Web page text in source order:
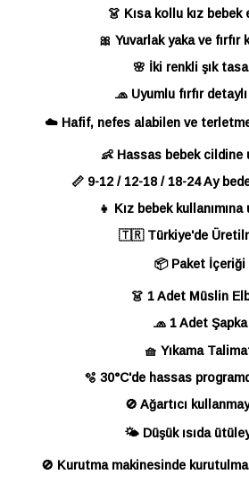
👗 Kısa kollu kız bebek
🎀 Yuvarlak yaka ve fırfır
🌸 İki renkli şık
🧢 Uyumlu fırfır
☁️ Hafif, nefes alabilen ve
👶 Hassas bebek cildine
📏 9-12 / 12-18 / 18-24 Ay
👧 Kız bebek kullanımına
🇹🇷 Türkiye'de
📦 Paket İçeriği
👗 1 Adet Müslin
🧢 1 Adet Şapka
🧺 Yıkama
🫧 30°C'de hassas
🚫 Ağartıcı
🌤️ Düşük ısıda
🚫 Kurutma makinesinde